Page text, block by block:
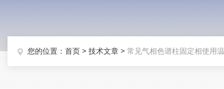
您的位置： 首页 > 技术文章 > 常见气相色谱柱固定相使用